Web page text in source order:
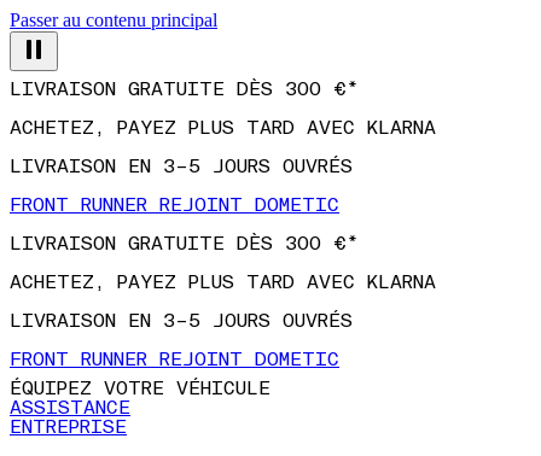
Passer au contenu principal
ACHETEZ, PAYEZ PLUS TARD AVEC KLARNA
LIVRAISON EN 3–5 JOURS OUVRÉS
FRONT RUNNER REJOINT DOMETIC
LIVRAISON GRATUITE DÈS 300 €*
ACHETEZ, PAYEZ PLUS TARD AVEC KLARNA
LIVRAISON EN 3–5 JOURS OUVRÉS
FRONT RUNNER REJOINT DOMETIC
ÉQUIPEZ VOTRE VÉHICULE
ASSISTANCE
ENTREPRISE